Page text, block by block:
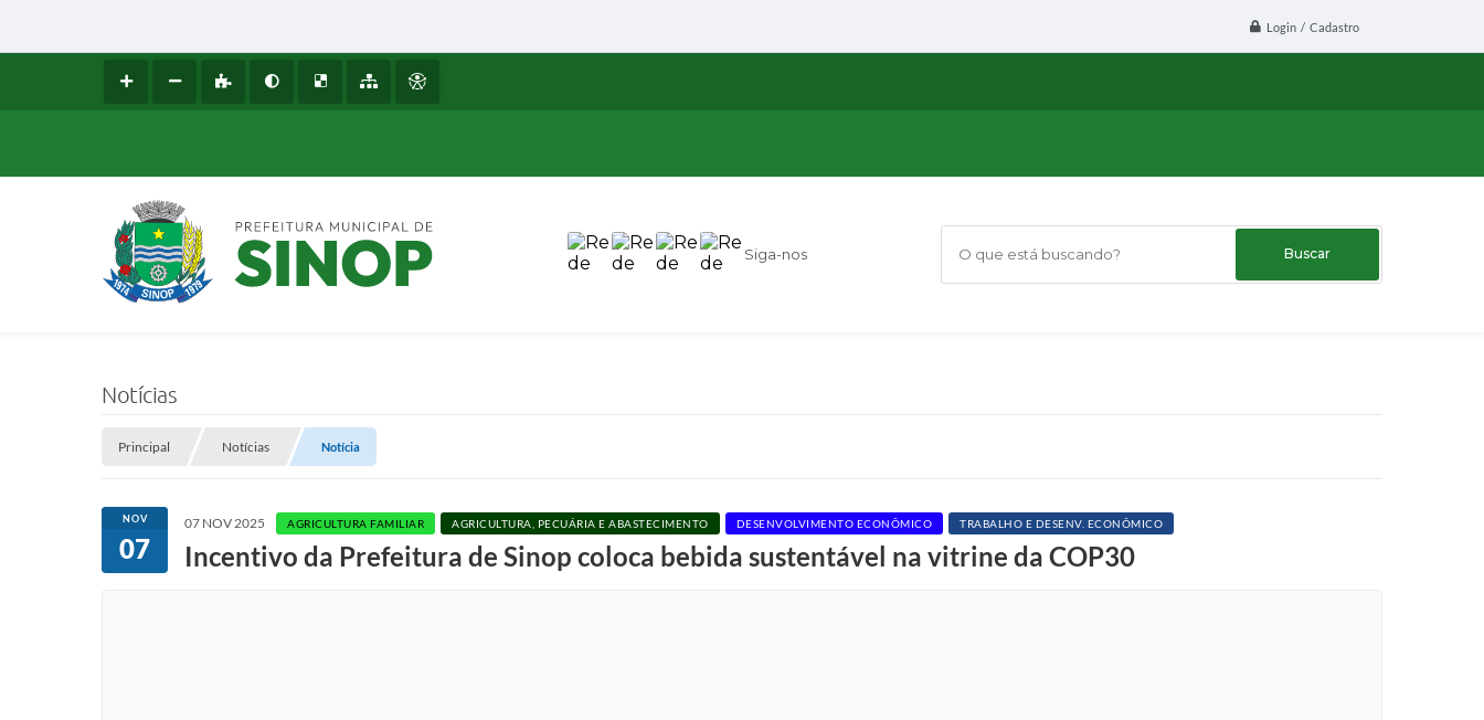
Login / Cadastro
Siga-nos O que está buscando?
Notícias
Principal Notícias Notícia
NOV
07
07 NOV 2025 AGRICULTURA FAMILIAR AGRICULTURA, PECUÁRIA E ABASTECIMENTO DESENVOLVIMENTO ECONÔMICO TRABALHO E DESENV. ECONÔMICO
Incentivo da Prefeitura de Sinop coloca bebida sustentável na vitrine da COP30